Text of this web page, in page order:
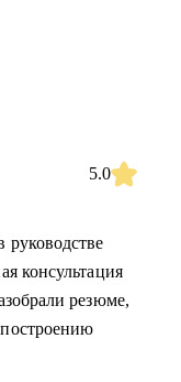
5.0
консультация
резюме,